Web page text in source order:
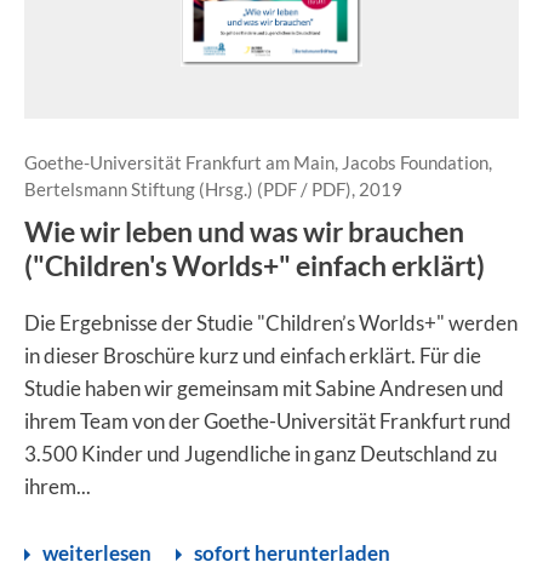
Goethe-Universität Frankfurt am Main, Jacobs Foundation,
Bertelsmann Stiftung (Hrsg.) (PDF / PDF), 2019
Wie wir leben und was wir brauchen
("Children's Worlds+" einfach erklärt)
Die Ergebnisse der Studie "Children’s Worlds+" werden
in dieser Broschüre kurz und einfach erklärt. Für die
Studie haben wir gemeinsam mit Sabine Andresen und
ihrem Team von der Goethe-Universität Frankfurt rund
3.500 Kinder und Jugendliche in ganz Deutschland zu
ihrem...
weiterlesen sofort herunterladen